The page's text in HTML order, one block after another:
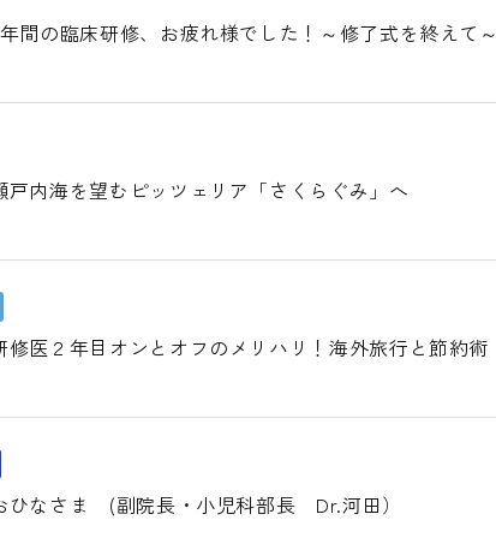
間の臨床研修、お疲れ様でした！～修了式を終えて～
内海を望むピッツェリア「さくらぐみ」へ
医２年目オンとオフのメリハリ！海外旅行と節約術
ひなさま (副院長・小児科部長 Dr.河田）